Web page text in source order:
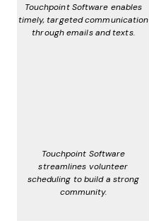
Touchpoint Software enables
timely, targeted communication
through emails and texts.
Touchpoint Software
streamlines volunteer
scheduling to build a strong
community.